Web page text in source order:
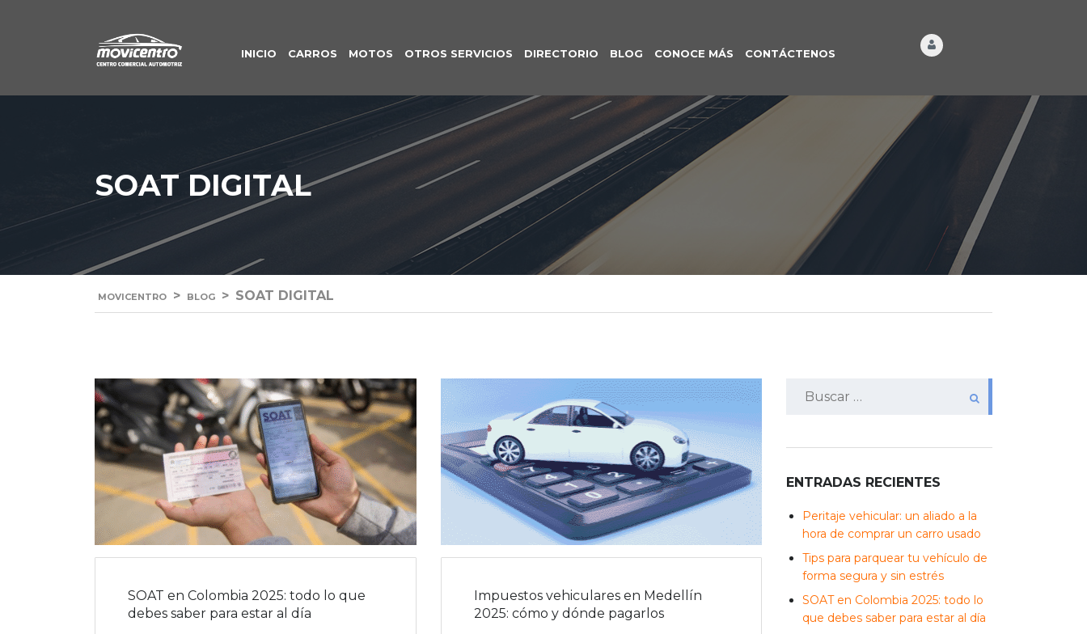
INICIO CARROS MOTOS OTROS SERVICIOS DIRECTORIO BLOG CONOCE MÁS CONTÁCTENOS
SOAT DIGITAL
MOVICENTRO > BLOG > SOAT DIGITAL
SOAT en Colombia 2025: todo lo que
debes saber para estar al día
Impuestos vehiculares en Medellín
2025: cómo y dónde pagarlos
ENTRADAS RECIENTES
Peritaje vehicular: un aliado a la
hora de comprar un carro usado
Tips para parquear tu vehículo de
forma segura y sin estrés
SOAT en Colombia 2025: todo lo
que debes saber para estar al día